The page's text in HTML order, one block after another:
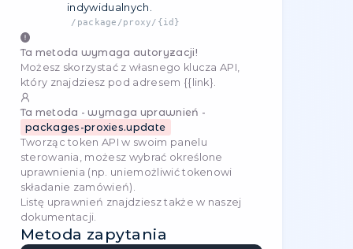
proxyIndex
required
Przykłady kodu
JavaScript
async function getPackageNote() {
const baseUrl = 'https://
const req = await fetch(baseUrl + '/
      .replace("{id}", 6)
.replace("{proxyIndex}", 95) + '?' +
         "note": 98
}).map(([key, value]) => key + "=" +
         method: 'GET',
         headers: {